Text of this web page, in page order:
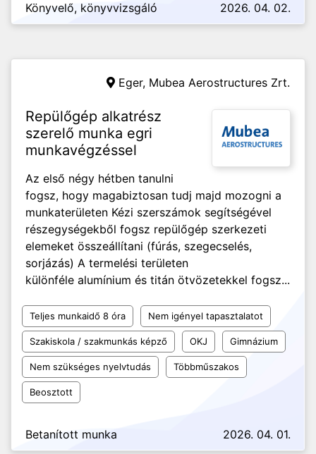
Könyvelő, könyvvizsgáló
2026. 04. 02.
Eger, Mubea Aerostructures Zrt.
Repülőgép alkatrész
szerelő munka egri
munkavégzéssel
Az első négy hétben tanulni
fogsz, hogy magabiztosan tudj majd mozogni a
munkaterületen Kézi szerszámok segítségével
részegységekből fogsz repülőgép szerkezeti
elemeket összeállítani (fúrás, szegecselés,
sorjázás) A termelési területen
különféle alumínium és titán ötvözetekkel fogsz...
Teljes munkaidő 8 óra Nem igényel tapasztalatot
Szakiskola / szakmunkás képző OKJ Gimnázium
Nem szükséges nyelvtudás Többműszakos
Beosztott
Betanított munka 2026. 04. 01.